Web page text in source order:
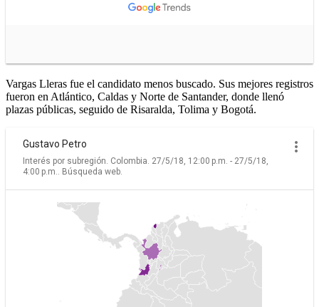
Vargas Lleras fue el candidato menos buscado. Sus mejores registros
fueron en Atlántico, Caldas y Norte de Santander, donde llenó
plazas públicas, seguido de Risaralda, Tolima y Bogotá.